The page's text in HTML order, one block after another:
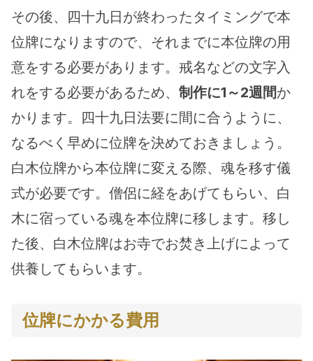
その後、四十九日が終わったタイミングで本
位牌になりますので、それまでに本位牌の用
意をする必要があります。戒名などの文字入
れをする必要があるため、 制作に1～2週間か
かります。四十九日法要に間に合うように、
なるべく早めに位牌を決めておきましょう。
白木位牌から本位牌に変える際、魂を移す儀
式が必要です。僧侶に経をあげてもらい、白
木に宿っている魂を本位牌に移します。移し
た後、白木位牌はお寺でお焚き上げによって
供養してもらいます。
位牌にかかる費用